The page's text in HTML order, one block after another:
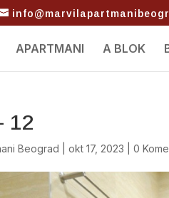
APARTMANI A BLOK
12
Beograd |okt 17, 2023 |0